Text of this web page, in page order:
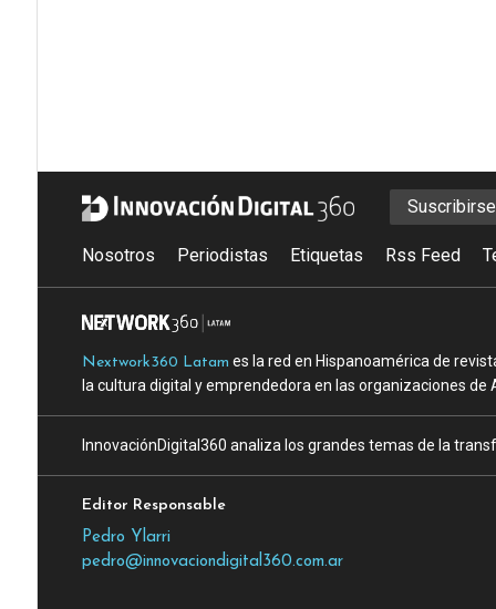
Nosotros Periodistas Etiquetas Rss Feed
Nextwork360 Latam es la red en Hispanoamérica de
la cultura digital y emprendedora en las organizaciones de
InnovaciónDigital360 analiza los grandes temas de la
Editor Responsable
Pedro Ylarri
pedro@innovaciondigital360.com.ar